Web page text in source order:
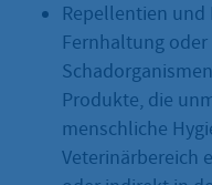
Repellentien
Fernhaltung
Produkte, die
menschliche
Veterinärbereich